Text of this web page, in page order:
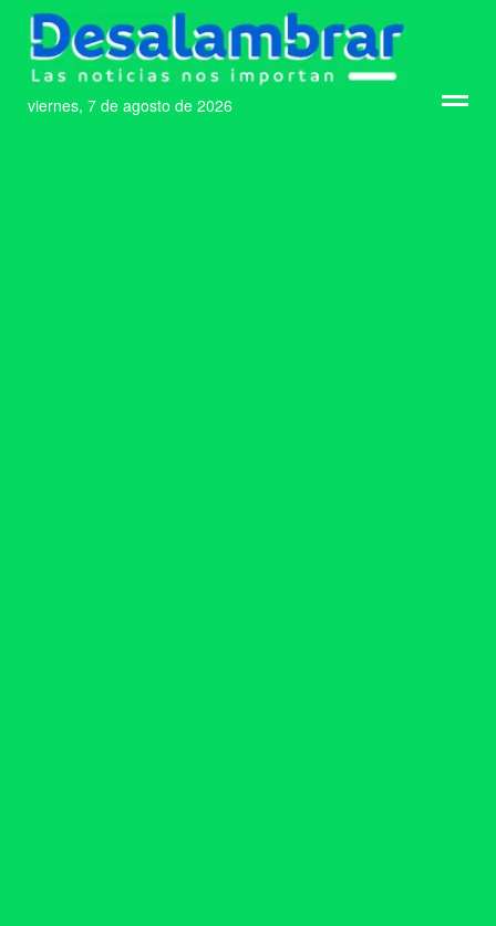
viernes, 7 de agosto de 2026